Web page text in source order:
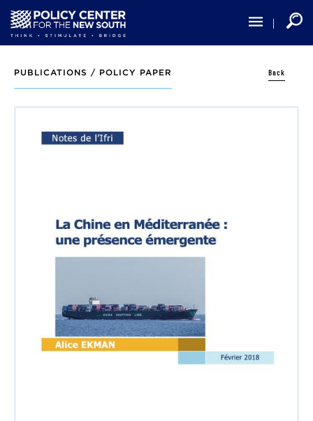
main
content
PUBLICATIONS / POLICY PAPER Back